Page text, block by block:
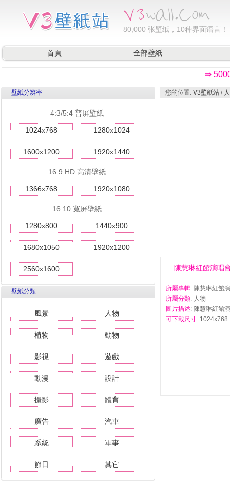
80,000 张壁纸，10种界面语言！
首頁 全部壁紙
⇒
壁紙分辨率
4:3/5:4 普屏壁紙
1024x768 1280x1024
1600x1200 1920x1440
16:9 HD 高清壁紙
1366x768 1920x1080
16:10 寬屏壁紙
1280x800 1440x900
1680x1050 1920x1200
2560x1600
壁紙分類
風景 人物
植物 動物
影視 遊戲
動漫 設計
攝影 體育
廣告 汽車
系統 軍事
節日 其它
您的位置: V3壁紙站 /
::: 陳慧琳紅館演唱
所屬專輯: 陳慧琳紅館
所屬分類: 人物
圖片描述: 陳慧琳紅館
可下載尺寸: